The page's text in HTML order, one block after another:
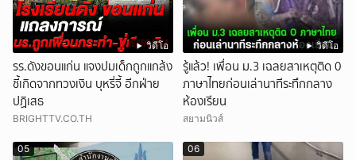
วิดีโอ
รร.ดังขอนแก่น แจงปมเด็กถูกแกล้ง
ชี้เกิดจากทวงเงิน บุหรี่จี้ อีกฝ่าย
ปฏิเสธ
BRIGHTTV.CO.TH
วิดีโอ
รู้แล้ว! เพื่อน ม.3 เฉลยสาเหตุติด 0
ภาษาไทยก่อนเล่านาทีระทึกกลาง
ห้องเรียน
สยามนิวส์
05 06